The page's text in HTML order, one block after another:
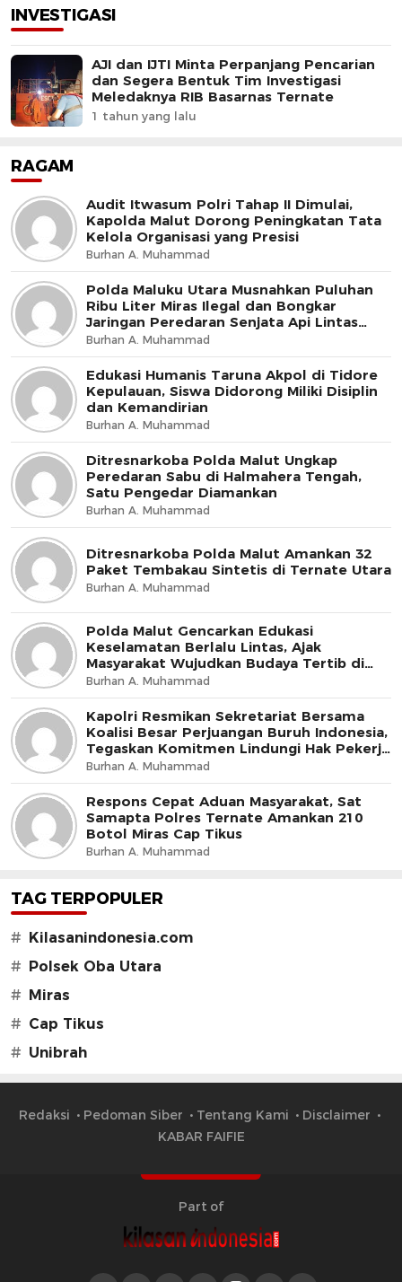
INVESTIGASI
AJI dan IJTI Minta Perpanjang Pencarian
dan Segera Bentuk Tim Investigasi
Meledaknya RIB Basarnas Ternate
1 tahun yang lalu
RAGAM
Audit Itwasum Polri Tahap II Dimulai,
Kapolda Malut Dorong Peningkatan Tata
Kelola Organisasi yang Presisi
Burhan A. Muhammad
Polda Maluku Utara Musnahkan Puluhan
Ribu Liter Miras Ilegal dan Bongkar
Jaringan Peredaran Senjata Api Lintas
Negara
Burhan A. Muhammad
Edukasi Humanis Taruna Akpol di Tidore
Kepulauan, Siswa Didorong Miliki Disiplin
dan Kemandirian
Burhan A. Muhammad
Ditresnarkoba Polda Malut Ungkap
Peredaran Sabu di Halmahera Tengah,
Satu Pengedar Diamankan
Burhan A. Muhammad
Ditresnarkoba Polda Malut Amankan 32
Paket Tembakau Sintetis di Ternate Utara
Burhan A. Muhammad
Polda Malut Gencarkan Edukasi
Keselamatan Berlalu Lintas, Ajak
Masyarakat Wujudkan Budaya Tertib di
Jalan
Burhan A. Muhammad
Kapolri Resmikan Sekretariat Bersama
Koalisi Besar Perjuangan Buruh Indonesia,
Tegaskan Komitmen Lindungi Hak Pekerja
dan Jaga Iklim Investasi
Burhan A. Muhammad
Respons Cepat Aduan Masyarakat, Sat
Samapta Polres Ternate Amankan 210
Botol Miras Cap Tikus
Burhan A. Muhammad
TAG TERPOPULER
# Kilasanindonesia.com
# Polsek Oba Utara
# Miras
# Cap Tikus
# Unibrah
Redaksi Pedoman Siber Tentang Kami
Disclaimer
KABAR FAIFIE
Part of